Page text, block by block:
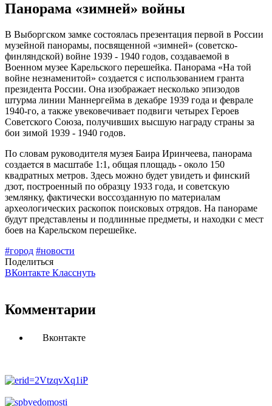
Панорама «зимней» войны
В Выборгском замке состоялась презентация первой в России
музейной панорамы, посвященной «зимней» (советско-
финляндской) войне 1939 - 1940 годов, создаваемой в
Военном музее Карельского перешейка. Панорама «На той
войне незнаменитой» создается с использованием гранта
президента России. Она изображает несколько эпизодов
штурма линии Маннергейма в декабре 1939 года и феврале
1940-го, а также увековечивает подвиги четырех Героев
Советского Союза, получивших высшую награду страны за
бои зимой 1939 - 1940 годов.
По словам руководителя музея Баира Иринчеева, панорама
создается в масштабе 1:1, общая площадь - около 150
квадратных метров. Здесь можно будет увидеть и финский
дзот, построенный по образцу 1933 года, и советскую
землянку, фактически воссозданную по материалам
археологических раскопок поисковых отрядов. На панораме
будут представлены и подлинные предметы, и находки с мест
боев на Карельском перешейке.
#город #новости
Поделиться
ВКонтакте Класснуть
Комментарии
Вконтакте